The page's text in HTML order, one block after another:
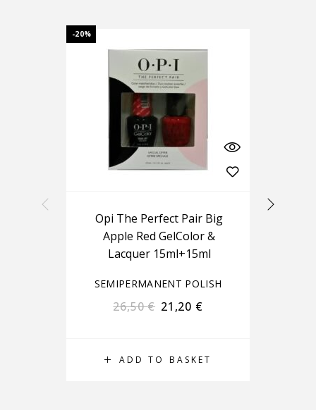
-20%
ADD TO BASKET
Opi The Perfect Pair Big
Apple Red GelColor &
Lacquer 15ml+15ml
SEMIPERMANENT POLISH
26,50€ 21,20 €